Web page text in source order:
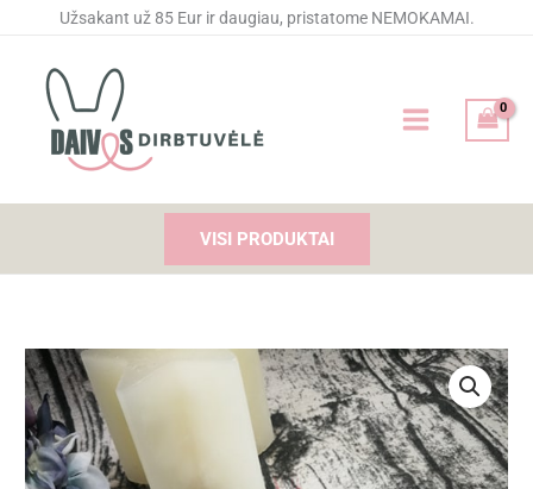
Užsakant už 85 Eur ir daugiau, pristatome NEMOKAMAI.
VISI PRODUKTAI
produkto
kiekis:
Segtukas
plaukams
"Plunksnelė"